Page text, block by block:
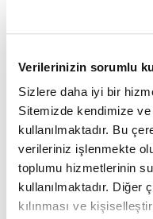
Verilerinizin sorumlu
Sizlere daha iyi bir
Sitemizde kendimize
kullanılmaktadır. Bu
verileriniz işlenmekte
toplumu hizmetlerinin
kullanılmaktadır. Diğer
kılınması ve
gelmesi ve
temel beklentimiz
işletme hakkı
korunabilir olmalı.
arkasında durmalı,
hızla sonuçlanmalı.